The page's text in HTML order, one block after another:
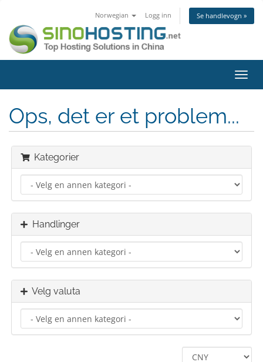
Norwegian Logg inn Se handlevogn »
Bytt
Ops, det er et problem...
Kategorier
Handlinger
Velg valuta